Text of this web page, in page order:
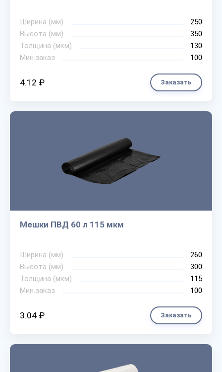
Ширина (мм)
250
Высота (мм)
350
Толщина (мкм)
130
Мин.заказ
100
4.12 ₽ Заказать
Мешки ПВД 60 л 115 мкм
Ширина (мм)
260
Высота (мм)
300
Толщина (мкм)
115
Мин.заказ
100
3.04 ₽ Заказать